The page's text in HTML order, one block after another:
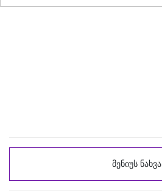
მენიუს ნახვა